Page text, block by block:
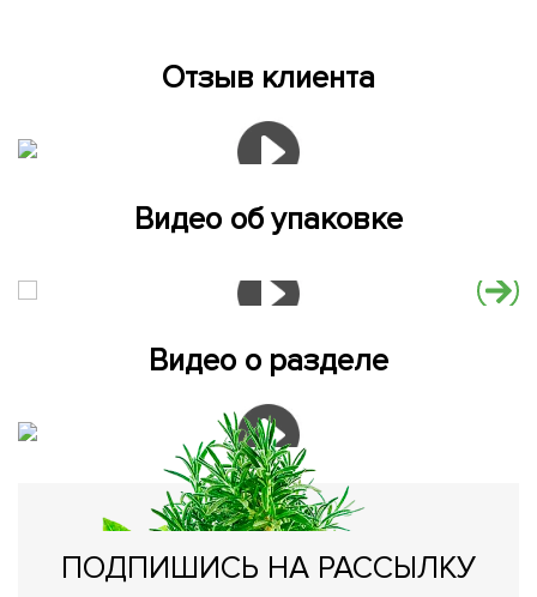
Отзыв клиента
Видео об упаковке
Видео о разделе
ПОДПИШИСЬ НА РАССЫЛКУ